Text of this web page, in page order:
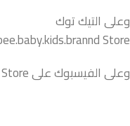
وعلى التيك توك
Store
وعلى الفيسبوك على cocobee Store